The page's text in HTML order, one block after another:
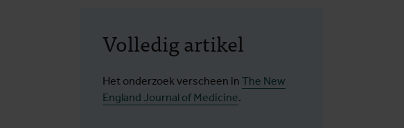
Volledig artikel
Het onderzoek verscheen in The New
England Journal of Medicine.